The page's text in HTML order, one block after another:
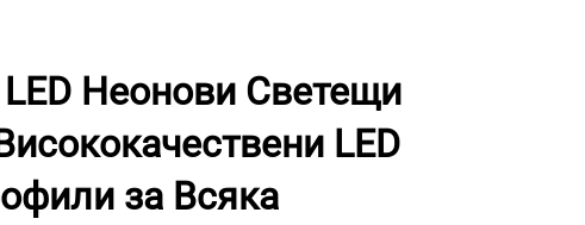
LED Неонови Светещи
LED
за Всяка